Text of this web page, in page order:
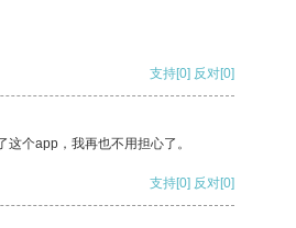
支持[0] 反对[0]
个app，我再也不用担心了。
支持[0] 反对[0]